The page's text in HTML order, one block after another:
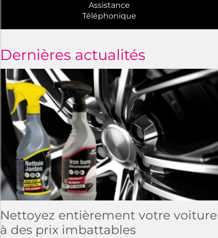
Assistance
Téléphonique
Dernières actualités
Nettoyez entièrement votre voiture
à des prix imbattables